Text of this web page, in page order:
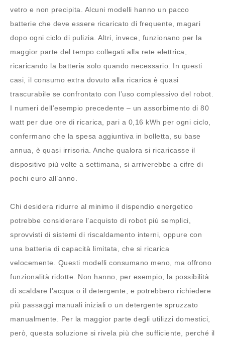
vetro e non precipita. Alcuni modelli hanno un pacco
batterie che deve essere ricaricato di frequente, magari
dopo ogni ciclo di pulizia. Altri, invece, funzionano per la
maggior parte del tempo collegati alla rete elettrica,
ricaricando la batteria solo quando necessario. In questi
casi, il consumo extra dovuto alla ricarica è quasi
trascurabile se confrontato con l’uso complessivo del robot.
I numeri dell’esempio precedente – un assorbimento di 80
watt per due ore di ricarica, pari a 0,16 kWh per ogni ciclo,
confermano che la spesa aggiuntiva in bolletta, su base
annua, è quasi irrisoria. Anche qualora si ricaricasse il
dispositivo più volte a settimana, si arriverebbe a cifre di
pochi euro all’anno.
Chi desidera ridurre al minimo il dispendio energetico
potrebbe considerare l’acquisto di robot più semplici,
sprovvisti di sistemi di riscaldamento interni, oppure con
una batteria di capacità limitata, che si ricarica
velocemente. Questi modelli consumano meno, ma offrono
funzionalità ridotte. Non hanno, per esempio, la possibilità
di scaldare l’acqua o il detergente, e potrebbero richiedere
più passaggi manuali iniziali o un detergente spruzzato
manualmente. Per la maggior parte degli utilizzi domestici,
però, questa soluzione si rivela più che sufficiente, perché il